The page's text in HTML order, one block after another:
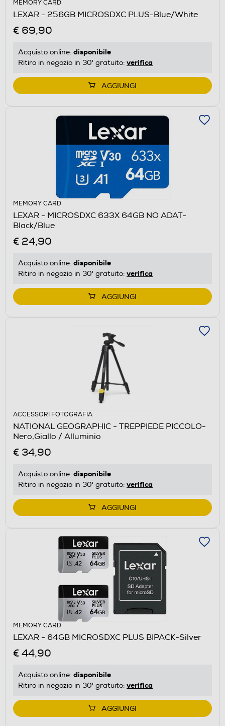
MEMORY CARD
LEXAR - 256GB MICROSDXC PLUS-Blue/White
€ 69,90
Acquisto online: disponibile
Ritiro in negozio in 30' gratuito: verifica
AGGIUNGI
MEMORY CARD
LEXAR - MICROSDXC 633X 64GB NO ADAT-
Black/Blue
€ 24,90
Acquisto online: disponibile
Ritiro in negozio in 30' gratuito: verifica
AGGIUNGI
ACCESSORI FOTOGRAFIA
NATIONAL GEOGRAPHIC - TREPPIEDE PICCOLO-
Nero,Giallo / Alluminio
€ 34,90
Acquisto online: disponibile
Ritiro in negozio in 30' gratuito: verifica
AGGIUNGI
MEMORY CARD
LEXAR - 64GB MICROSDXC PLUS BIPACK-Silver
€ 44,90
Acquisto online: disponibile
Ritiro in negozio in 30' gratuito: verifica
AGGIUNGI